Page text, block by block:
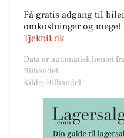
Få gratis adgang til
omkostninger og meget
Tjekbil.dk
Data er automatisk hentet
Bilhandel.
Kilde: Bilhandel